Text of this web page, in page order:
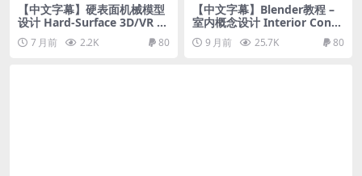
【中文字幕】硬表面机械模型
设计 Hard-Surface 3D/VR M
ech Design
7 月前 2.2K 80
【中文字幕】Blender教程 –
室内概念设计 Interior Conce
pt Design
9 月前 25.7K 80